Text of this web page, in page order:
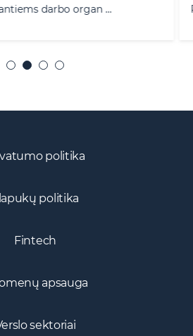
darbo organ ...
politika
politika
Fintech
apsauga
sektoriai